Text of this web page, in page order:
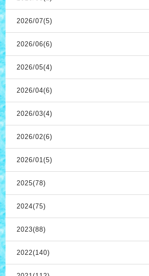
2026/07(5)
2026/06(6)
2026/05(4)
2026/04(6)
2026/03(4)
2026/02(6)
2026/01(5)
2025(78)
2024(75)
2023(88)
2022(140)